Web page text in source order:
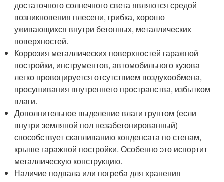
достаточного солнечного света являются средой
возникновения плесени, грибка, хорошо
уживающихся внутри бетонных, металлических
поверхностей.
Коррозия металлических поверхностей гаражной
постройки, инструментов, автомобильного кузова
легко провоцируется отсутствием воздухообмена,
просушивания внутреннего пространства, избытком
влаги.
Дополнительное выделение влаги грунтом (если
внутри земляной пол незабетонированный)
способствует скапливанию конденсата по стенам,
крыше гаражной постройки. Особенно это испортит
металлическую конструкцию.
Наличие подвала или погреба для хранения